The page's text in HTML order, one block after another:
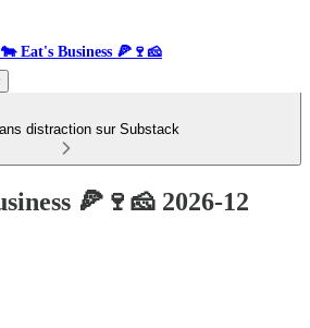
Eat's Business 🍕🍷🧀
distraction sur Substack
🍕🍷🧀 2026-12